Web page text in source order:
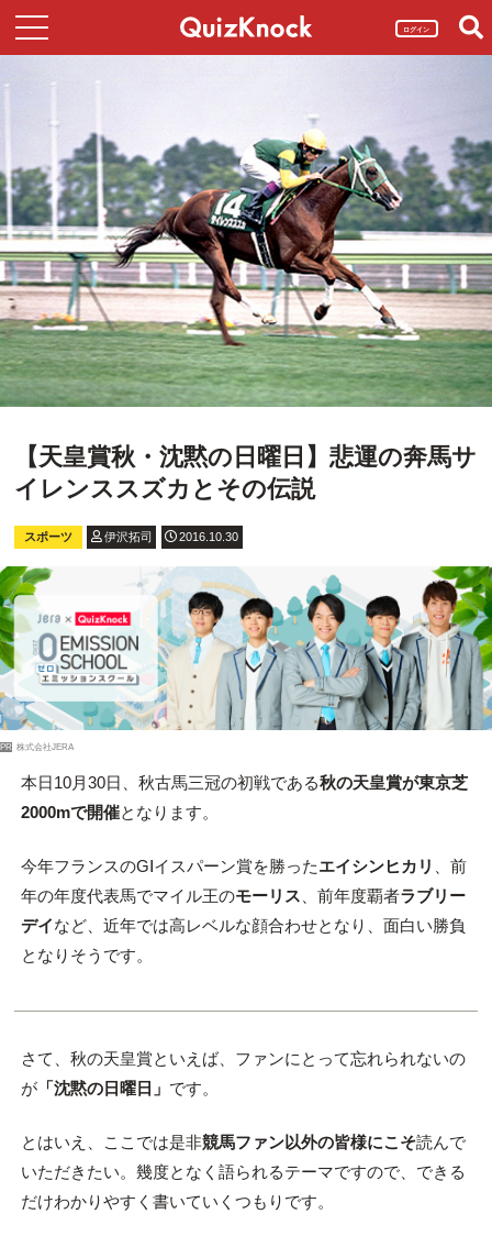
ログイン
【天皇賞秋・沈黙の日曜日】悲運の奔馬サ
イレンススズカとその伝説
スポーツ 伊沢拓司 2016.10.30
PR 株式会社JERA
本日10月30日、秋古馬三冠の初戦である秋の天皇賞が東京芝
2000mで開催となります。
今年フランスのGⅠイスパーン賞を勝ったエイシンヒカリ 、前
年の年度代表馬でマイル王のモーリス、前年度覇者ラブリー
デイなど、近年では高レベルな顔合わせとなり、面白い勝負
となりそうです。
さて、秋の天皇賞といえば、ファンにとって忘れられないの
が「沈黙の日曜日」 です。
とはいえ、ここでは是非競馬ファン以外の皆様にこそ読んで
いただきたい。幾度となく語られるテーマですので、できる
だけわかりやすく書いていくつもりです。